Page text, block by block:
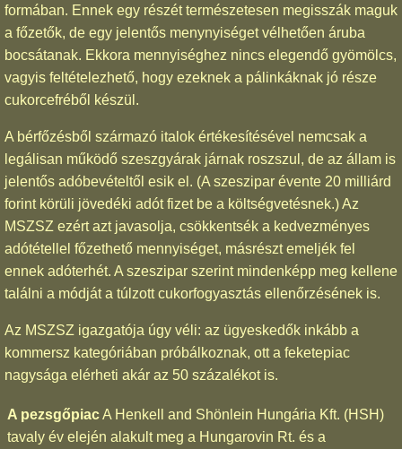
formában. Ennek egy részét természetesen megisszák maguk
a főzetők, de egy jelentős menynyiséget vélhetően áruba
bocsátanak. Ekkora mennyiséghez nincs elegendő gyömölcs,
vagyis feltételezhető, hogy ezeknek a pálinkáknak jó része
cukorcefréből készül.
A bérfőzésből származó italok értékesítésével nemcsak a
legálisan működő szeszgyárak járnak roszszul, de az állam is
jelentős adóbevételtől esik el. (A szeszipar évente 20 milliárd
forint körüli jövedéki adót fizet be a költségvetésnek.) Az
MSZSZ ezért azt javasolja, csökkentsék a kedvezményes
adótétellel főzethető mennyiséget, másrészt emeljék fel
ennek adóterhét. A szeszipar szerint mindenképp meg kellene
találni a módját a túlzott cukorfogyasztás ellenőrzésének is.
Az MSZSZ igazgatója úgy véli: az ügyeskedők inkább a
kommersz kategóriában próbálkoznak, ott a feketepiac
nagysága elérheti akár az 50 százalékot is.
A pezsgőpiacA Henkell and Shönlein Hungária Kft. (HSH)
tavaly év elején alakult meg a Hungarovin Rt. és a